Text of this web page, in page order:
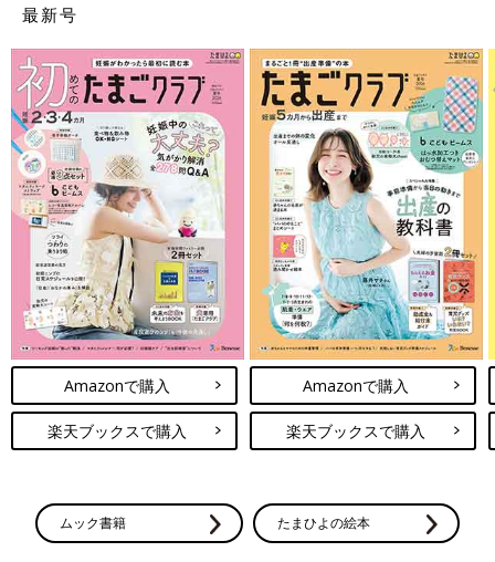
エキゾチックなのにクセになる！
ハリッサをそのまま付けてもおいしいですが、辛さを少しマイル
ドにするためにハリッサとマヨネーズを1:1で混ぜ、最後にチー
で、ピザトーストのような仕上がりで食べ応えたっぷりです。味
もしっかり付くので、パパも大満足間違いなし！
最新号
Amazonで購入
楽天ブックスで購入
Amazonで購入
楽天ブックスで購入
ムック書籍 たまひよの絵本